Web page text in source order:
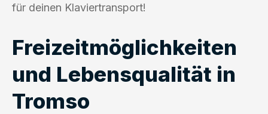
für deinen Klaviertransport!
Freizeitmöglichkeiten
und Lebensqualität in
Tromso